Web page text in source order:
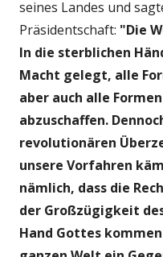
seines Landes und
Präsidentschaft: "Die
In die sterblichen
Macht gelegt, alle
aber auch alle
abzuschaffen.
revolutionären
unsere Vorfahren
nämlich, dass die
der Großzügigkeit
Hand Gottes